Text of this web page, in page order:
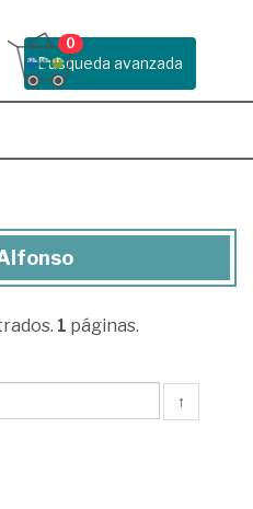
Busqueda avanzada
0
1 páginas.
↑